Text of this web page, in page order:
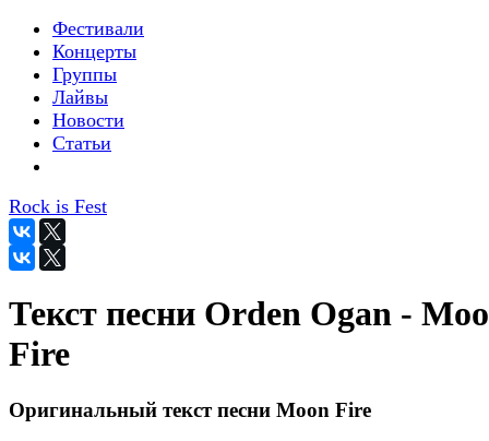
Фестивали
Концерты
Группы
Лайвы
Новости
Статьи
Rock is Fest
Текст песни Orden Ogan -
Fire
Оригинальный текст песни Moon Fire